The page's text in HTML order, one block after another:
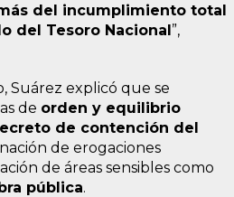
del incumplimiento total
del Tesoro Nacional”,
Suárez explicó que se
de orden y equilibrio
de contención del
de erogaciones
de áreas sensibles como
pública.